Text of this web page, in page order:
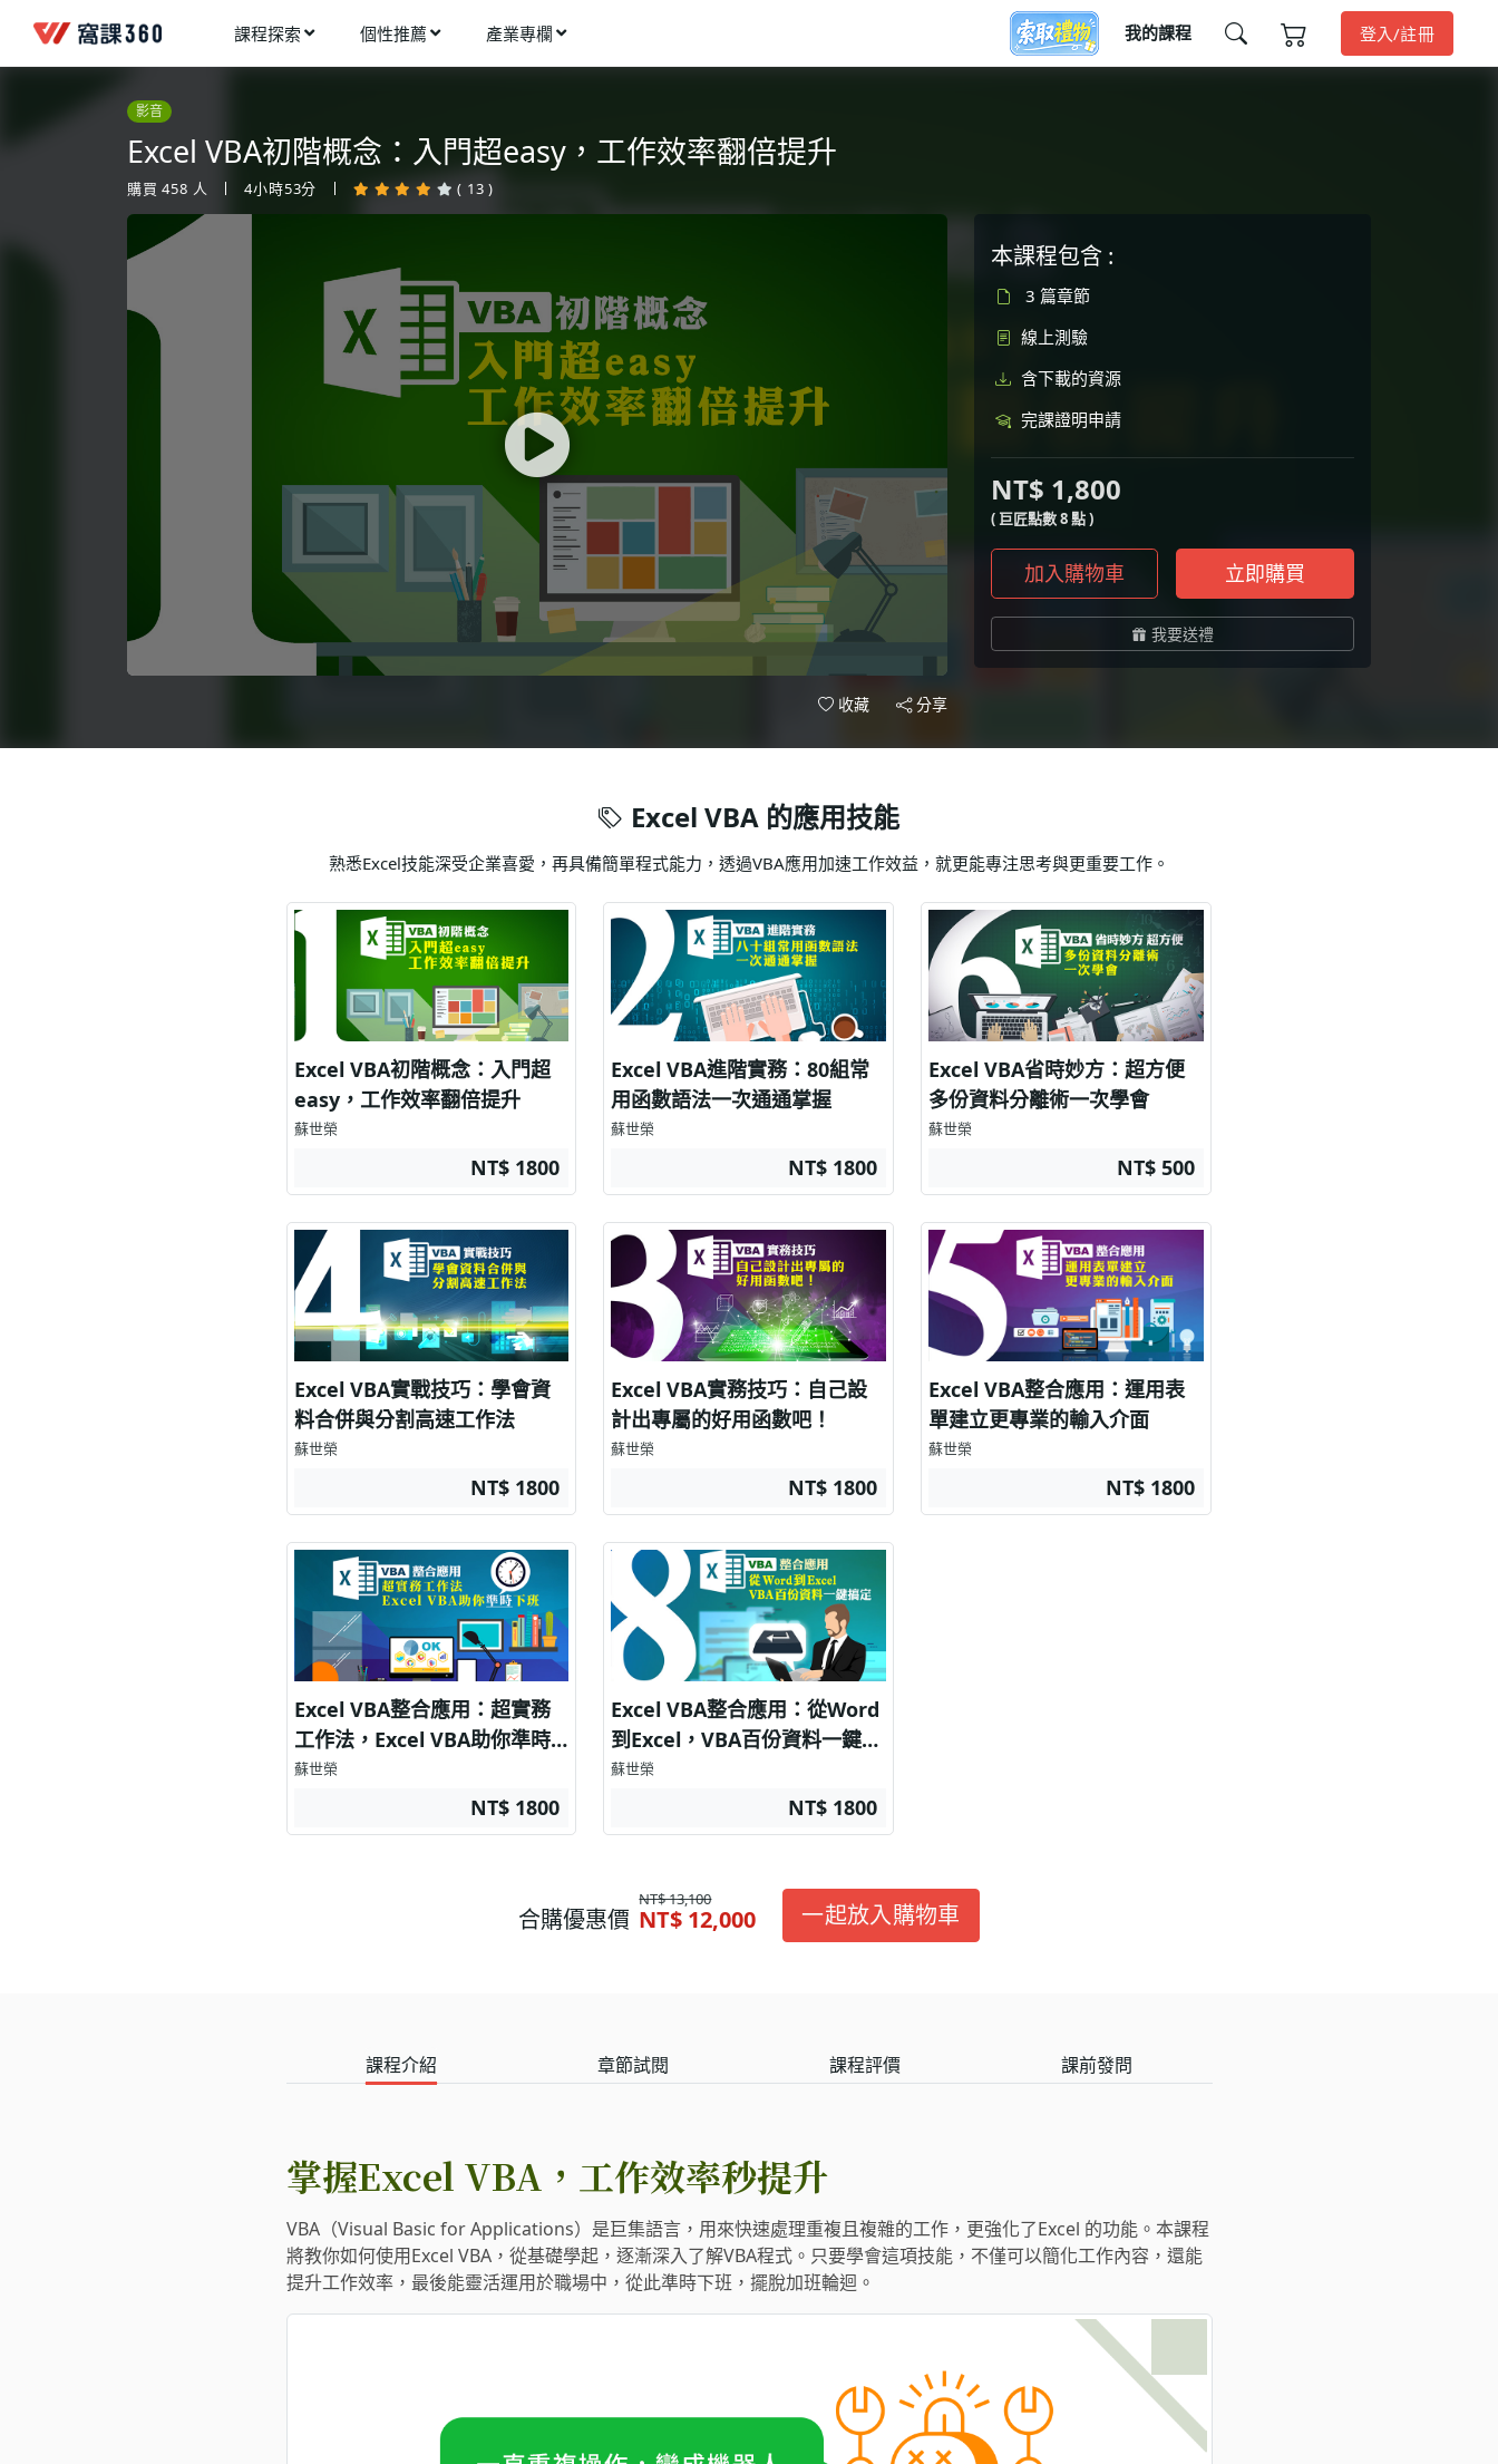
課程探索
多媒體動畫
程式與資料庫
網路管理
影視特效
辦公室應用
所有課程
個性推薦
架構師
創造者
溝通者
執行者
生活家
產業專欄
影像動畫
設計應用
健康生活
理財投資
所有專欄
我的課程 登入/註冊
今天想要學什麼?
影音
Excel VBA初階概念：入門超easy，工作效率翻倍提升
購買 458 人 4小時53分 ( 13 )
收藏 分享
本課程包含 :
3 篇章節
線上測驗
含下載的資源
完課證明申請
NT$ 1,800
( 巨匠點數 8 點 )
加入購物車 立即購買
我要送禮
Excel VBA 的應用技能
熟悉Excel技能深受企業喜愛，再具備簡單程式能力，透過VBA應用加速工作效益，就更能專注思考與更重要工作。
Excel VBA初階概念：入門超
easy，工作效率翻倍提升
蘇世榮
NT$ 1800
Excel VBA進階實務：80組常
用函數語法一次通通掌握
蘇世榮
NT$ 1800
Excel VBA省時妙方：超方便
多份資料分離術一次學會
蘇世榮
NT$ 500
Excel VBA實戰技巧：學會資
料合併與分割高速工作法
蘇世榮
NT$ 1800
Excel VBA實務技巧：自己設
計出專屬的好用函數吧！
蘇世榮
NT$ 1800
Excel VBA整合應用：運用表
單建立更專業的輸入介面
蘇世榮
NT$ 1800
Excel VBA整合應用：超實務
工作法，Excel VBA助你準時
下班
蘇世榮
NT$ 1800
Excel VBA整合應用：從Word
到Excel，VBA百份資料一鍵搞
定
蘇世榮
NT$ 1800
合購優惠價
NT$ 13,100
NT$ 12,000 一起放入購物車
課程介紹 章節試閱 課程評價 課前發問
掌握Excel VBA，工作效率秒提升
VBA（Visual Basic for Applications）是巨集語言，用來快速處理重複且複雜的工作，更強化了Excel 的功能。本課程
將教你如何使用Excel VBA，從基礎學起，逐漸深入了解VBA程式。只要學會這項技能，不僅可以簡化工作內容，還能
提升工作效率，最後能靈活運用於職場中，從此準時下班，擺脫加班輪迴。